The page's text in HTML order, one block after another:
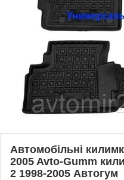
Автомобільні
2005 Avto-Gumm
2 1998-2005 Автогум